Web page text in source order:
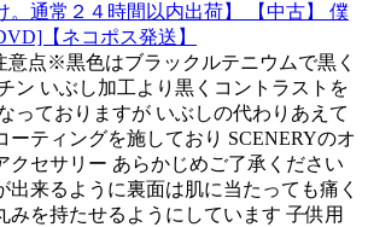
。通常２４時間以内出荷】 【中古】 僕
【ネコポス発送】
意点※黒色はブラックルテニウムで黒く
ン いぶし加工より黒くコントラストを
っておりますが いぶしの代わりあえて
ーティングを施しており SCENERYのオ
クセサリー あらかじめご了承ください
出来るように裏面は肌に当たっても痛く
みを持たせるようにしています 子供用